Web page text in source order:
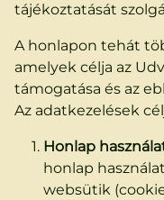
tájékoztatását
A honlapon tehát
amelyek célja az
támogatása és az
Az adatkezelések
Honlap
honlap
websütik